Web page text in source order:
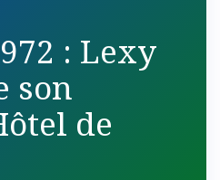
: Lexy
son
de